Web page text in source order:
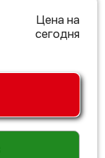
Цена на
сегодня